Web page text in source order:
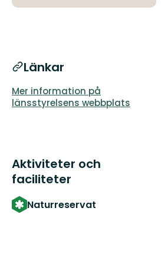
Länkar
Mer information på
länsstyrelsens webbplats
Aktiviteter och
faciliteter
Naturreservat